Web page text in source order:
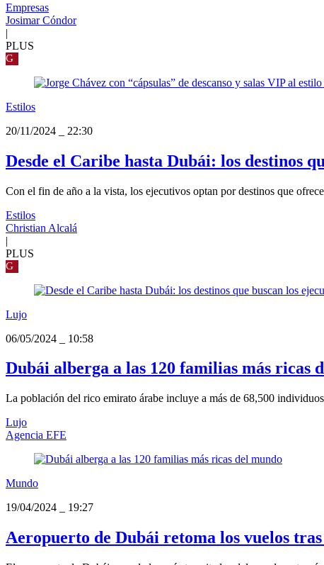
Empresas
Josimar Cóndor
|
PLUS
G
Estilos
20/11/2024
22:30
Desde el Caribe hasta Dubái: los destinos
Con el fin de año a la vista, los ejecutivos optan por destinos que
Estilos
Christian Alcalá
|
PLUS
G
Lujo
06/05/2024
10:58
Dubái alberga a las 120 familias más ricas
La población del rico emirato árabe incluye a más de 68,500
Lujo
Agencia EFE
Mundo
19/04/2024
19:27
Aeropuerto de Dubái retoma los vuelos